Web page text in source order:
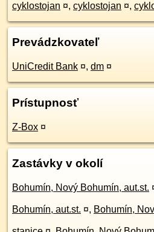
cyklostojan ¤, cyklostojan ¤,
Prevádzkovateľ
UniCredit Bank ¤, dm ¤
Prístupnosť
Z-Box ¤
Zastávky v okolí
Bohumín, Nový Bohumín, aut.st.
Bohumín, aut.st. ¤, Bohumín,